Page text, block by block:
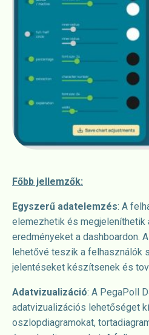
Főbb jellemzők:
Egyszerű adatelemzés: A
elemezhetik és megjeleníthetik
eredményeket a dashboardon.
lehetővé teszik a felhasználók
jelentéseket készítsenek és
Adatvizualizáció: A PegaPoll
adatvizualizációs lehetőséget
oszlopdiagramokat,